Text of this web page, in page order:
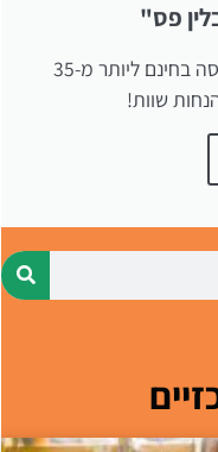
פס"
כרטיס "Dublin Pass" מאפשר כניסה בחינם ליותר מ-35
שוות!